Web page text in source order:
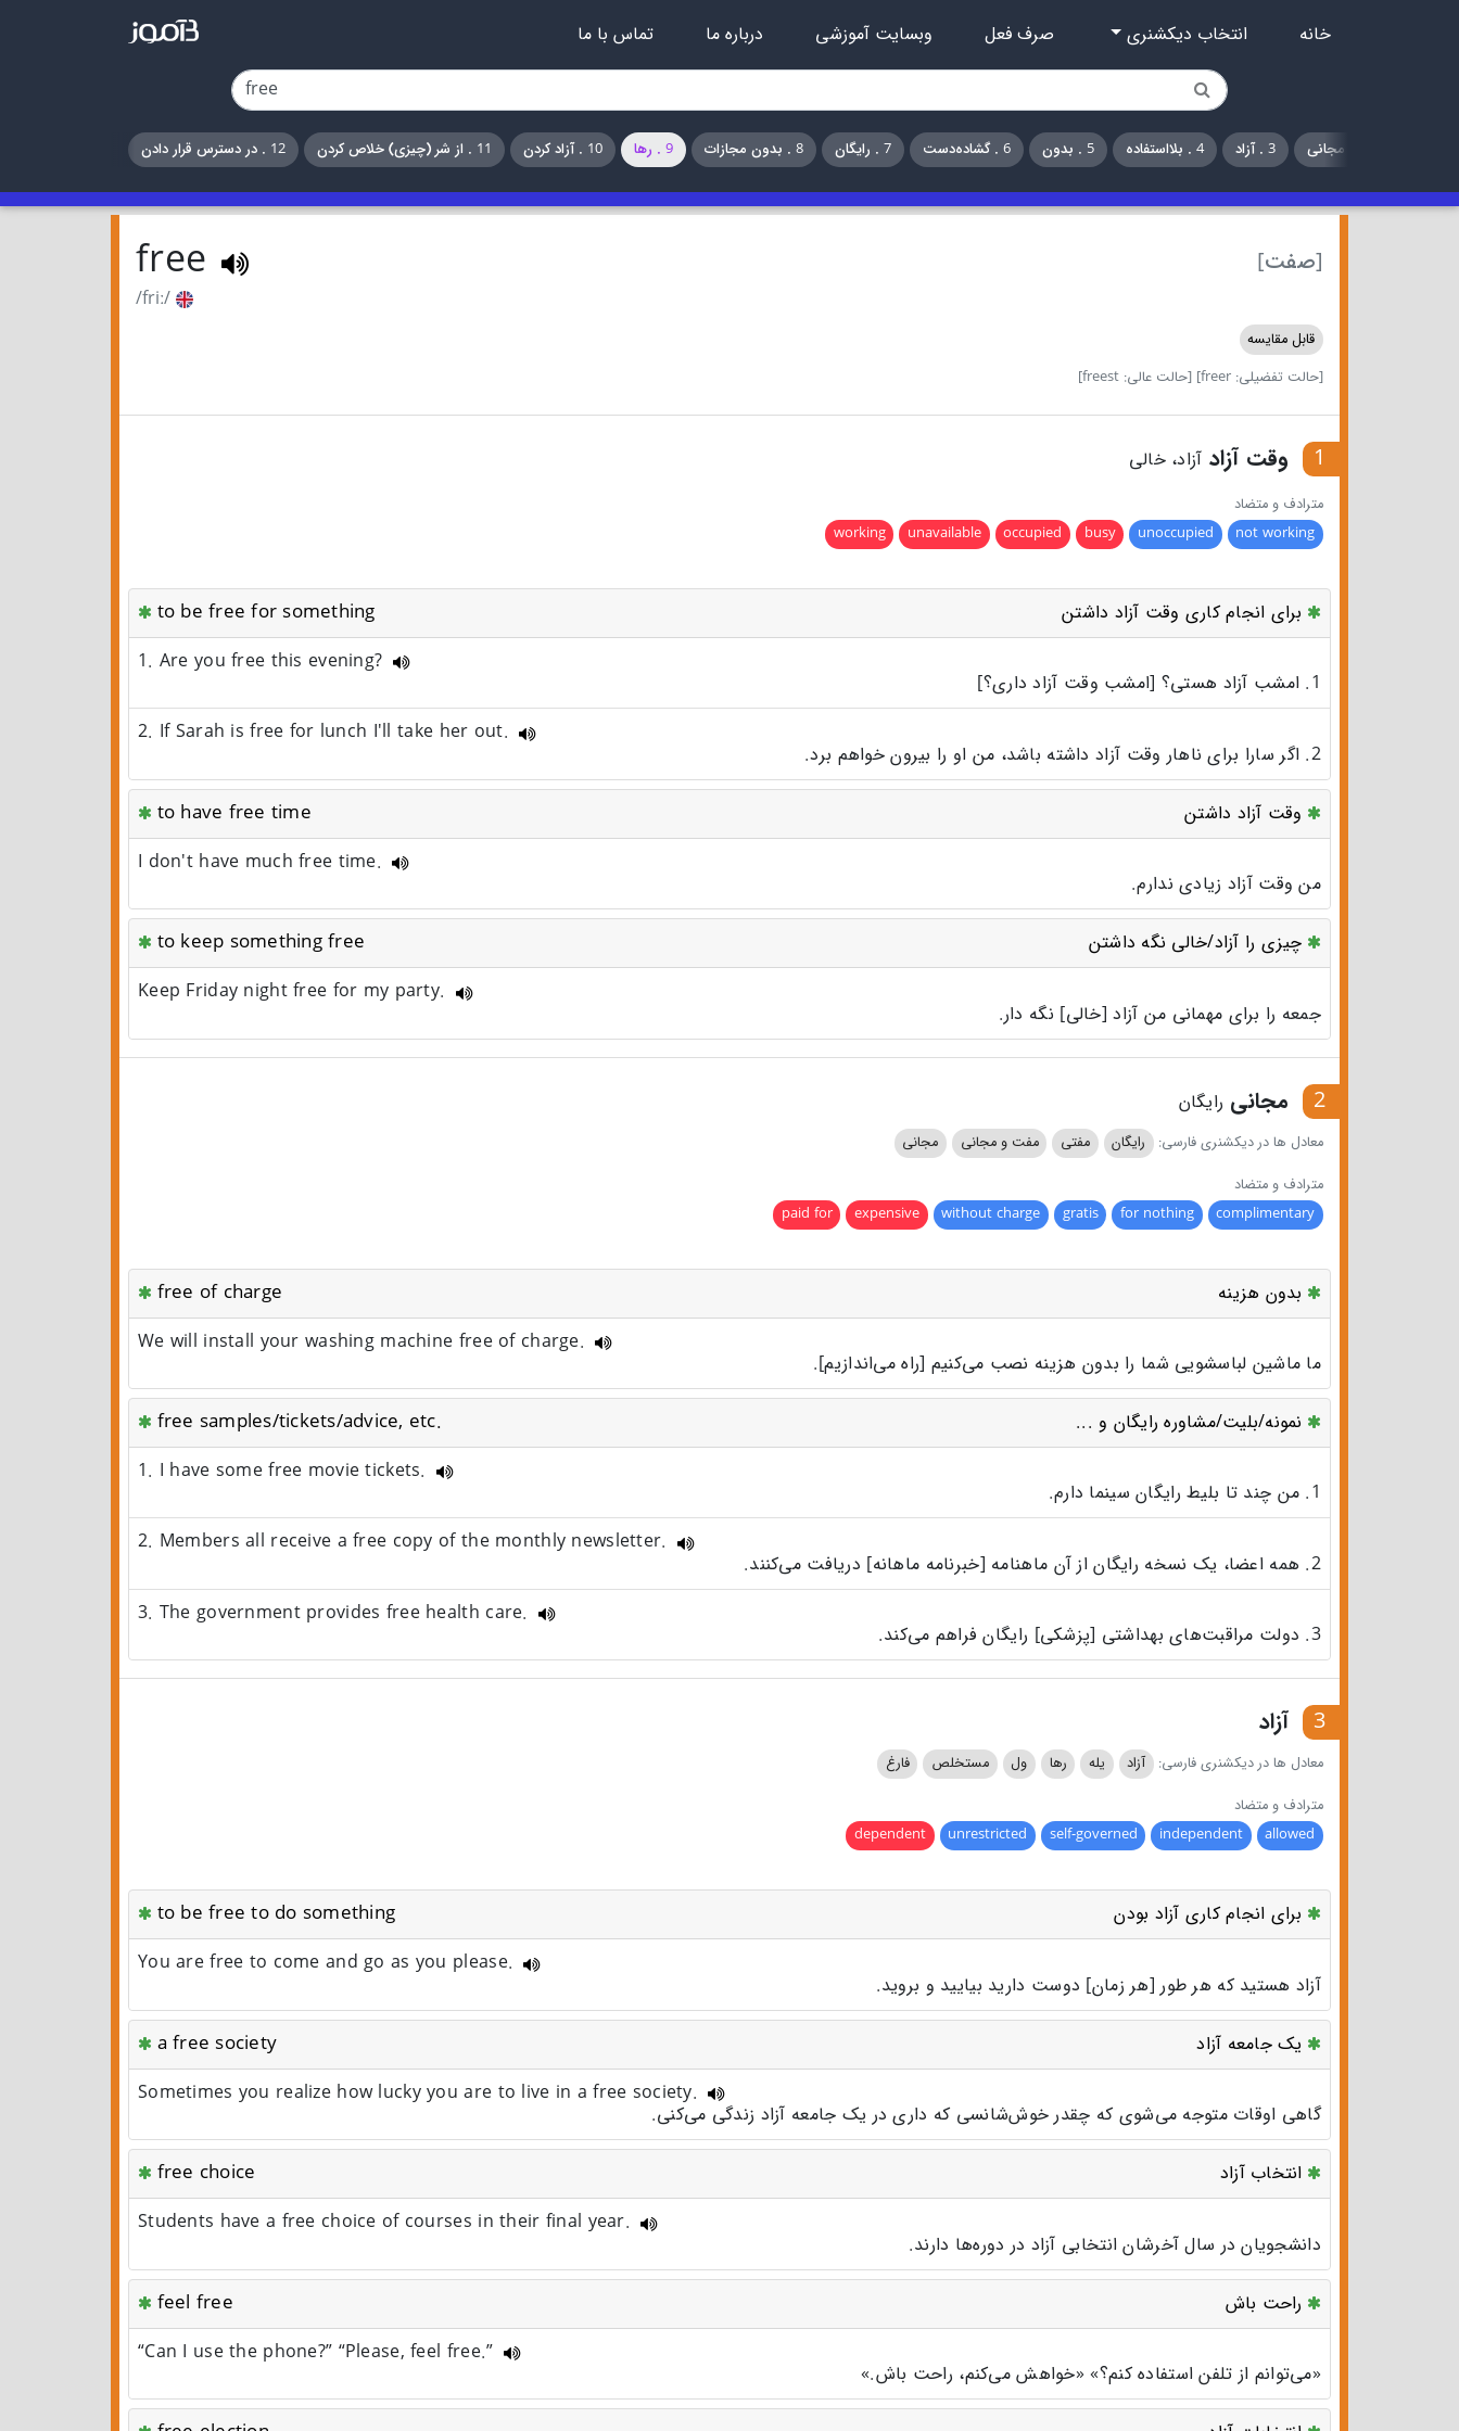
خانه انتخاب دیکشنری صرف فعل وبسایت آموزشی درباره ما تماس با ما
3 . آزاد 4 . بلااستفاده 5 . بدون 6 . گشاده‌دست 7 . رایگان 8 . بدون مجازات 9 . رها 10 . آزاد کردن 11 . از شر (چیزی) خلاص کردن 12 . در دسترس قرار دادن
[صفت] free
/friː/
قابل مقایسه
[حالت تفضیلی: freer]
[حالت عالی: freest]
1 وقت آزاد آزاد، خالی
مترادف و متضاد
not working
unoccupied
busy
occupied
unavailable
working
to be free for something
برای انجام کاری وقت آزاد داشتن
1. Are you free this evening?
1. امشب آزاد هستی؟ [امشب وقت آزاد داری؟]
2. If Sarah is free for lunch I'll take her out.
2. اگر سارا برای ناهار وقت آزاد داشته باشد، من او را بیرون خواهم برد.
to have free time
وقت آزاد داشتن
I don't have much free time.
من وقت آزاد زیادی ندارم.
to keep something free
چیزی را آزاد/خالی نگه داشتن
Keep Friday night free for my party.
جمعه را برای مهمانی من آزاد [خالی] نگه دار.
2 مجانی رایگان
معادل ها در دیکشنری فارسی: رایگان مفتی مفت و مجانی
مجانی
مترادف و متضاد
complimentary
for nothing
gratis
without charge
expensive
paid for
free of charge
بدون هزینه
We will install your washing machine free of charge.
ما ماشین لباسشویی شما را بدون هزینه نصب می‌کنیم [راه می‌اندازیم].
free samples/tickets/advice, etc.
نمونه/بلیت/مشاوره رایگان و ...
1. I have some free movie tickets.
1. من چند تا بلیط رایگان سینما دارم.
2. Members all receive a free copy of the monthly newsletter.
2. همه اعضا، یک نسخه رایگان از آن ماهنامه [خبرنامه ماهانه] دریافت می‌کنند.
3. The government provides free health care.
3. دولت مراقبت‌های بهداشتی [پزشکی] رایگان فراهم می‌کند.
3 آزاد
معادل ها در دیکشنری فارسی: آزاد یله رها ول مستخلص
فارغ
مترادف و متضاد
allowed
independent
self-governed
unrestricted
dependent
to be free to do something
برای انجام کاری آزاد بودن
You are free to come and go as you please.
آزاد هستید که هر طور [هر زمان] دوست دارید بیایید و بروید.
a free society
یک جامعه آزاد
Sometimes you realize how lucky you are to live in a free society.
گاهی اوقات متوجه می‌شوی که چقدر خوش‌شانسی که داری در یک جامعه آزاد زندگی می‌کنی.
free choice
انتخاب آزاد
Students have a free choice of courses in their final year.
دانشجویان در سال آخرشان انتخابی آزاد در دوره‌ها دارند.
feel free
راحت باش
“Can I use the phone?” “Please, feel free.”
«می‌توانم از تلفن استفاده کنم؟» «خواهش می‌کنم، راحت باش.»